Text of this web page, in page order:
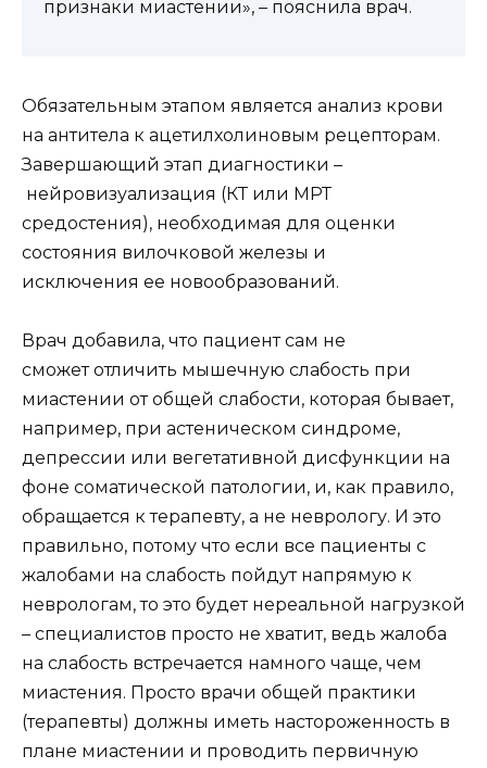
признаки миастении», – пояснила врач.
Обязательным этапом является анализ крови
на антитела к ацетилхолиновым рецепторам.
Завершающий этап диагностики –
нейровизуализация (КТ или МРТ
средостения), необходимая для оценки
состояния вилочковой железы и
исключения ее новообразований.
Врач добавила, что пациент сам не
сможет отличить мышечную слабость при
миастении от общей слабости, которая бывает,
например, при астеническом синдроме,
депрессии или вегетативной дисфункции на
фоне соматической патологии, и, как правило,
обращается к терапевту, а не неврологу. И это
правильно, потому что если все пациенты с
жалобами на слабость пойдут напрямую к
неврологам, то это будет нереальной нагрузкой
– специалистов просто не хватит, ведь жалоба
на слабость встречается намного чаще, чем
миастения. Просто врачи общей практики
(терапевты) должны иметь настороженность в
плане миастении и проводить первичную